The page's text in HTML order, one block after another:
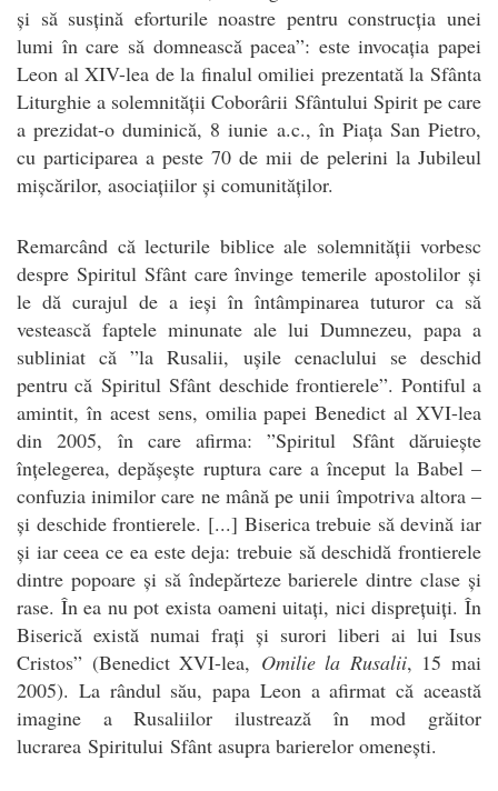
și să susțină eforturile noastre pentru construcția unei
lumi în care să domnească pacea”: este invocația papei
Leon al XIV-lea de la finalul omiliei prezentată la Sfânta
Liturghie a solemnității Coborârii Sfântului Spirit pe care
a prezidat-o duminică, 8 iunie a.c., în Piața San Pietro,
cu participarea a peste 70 de mii de pelerini la Jubileul
mișcărilor, asociațiilor și comunităților.
Remarcând că lecturile biblice ale solemnității vorbesc
despre Spiritul Sfânt care învinge temerile apostolilor și
le dă curajul de a ieși în întâmpinarea tuturor ca să
vestească faptele minunate ale lui Dumnezeu, papa a
subliniat că ”la Rusalii, ușile cenaclului se deschid
pentru că Spiritul Sfânt deschide frontierele”. Pontiful a
amintit, în acest sens, omilia papei Benedict al XVI-lea
din 2005, în care afirma: ”Spiritul Sfânt dăruiește
înțelegerea, depășește ruptura care a început la Babel –
confuzia inimilor care ne mână pe unii împotriva altora –
și deschide frontierele. [...] Biserica trebuie să devină iar
și iar ceea ce ea este deja: trebuie să deschidă frontierele
dintre popoare și să îndepărteze barierele dintre clase și
rase. În ea nu pot exista oameni uitați, nici disprețuiți. În
Biserică există numai frați și surori liberi ai lui Isus
Cristos” (Benedict XVI-lea, Omilie la Rusalii, 15 mai
2005). La rândul său, papa Leon a afirmat că această
imagine a Rusaliilor ilustrează în mod grăitor
lucrarea Spiritului Sfânt asupra barierelor omenești.